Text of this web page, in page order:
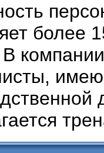
более